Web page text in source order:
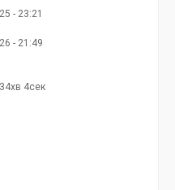
- 23:21
- 21:49
4сек